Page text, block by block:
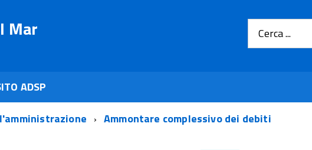
Mar Cerca ...
ADSP
Ammontare complessivo dei debiti